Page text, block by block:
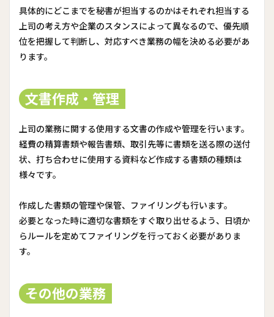
具体的にどこまでを秘書が担当するのかはそれぞれ担当する
上司の考え方や企業のスタンスによって異なるので、優先順
位を把握して判断し、対応すべき業務の幅を決める必要があ
ります。
文書作成・管理
上司の業務に関する使用する文書の作成や管理を行います。
経費の精算書類や報告書類、取引先等に書類を送る際の送付
状、打ち合わせに使用する資料など作成する書類の種類は
様々です。
作成した書類の管理や保管、ファイリングも行います。
必要となった時に適切な書類をすぐ取り出せるよう、日頃か
らルールを定めてファイリングを行っておく必要がありま
す。
その他の業務